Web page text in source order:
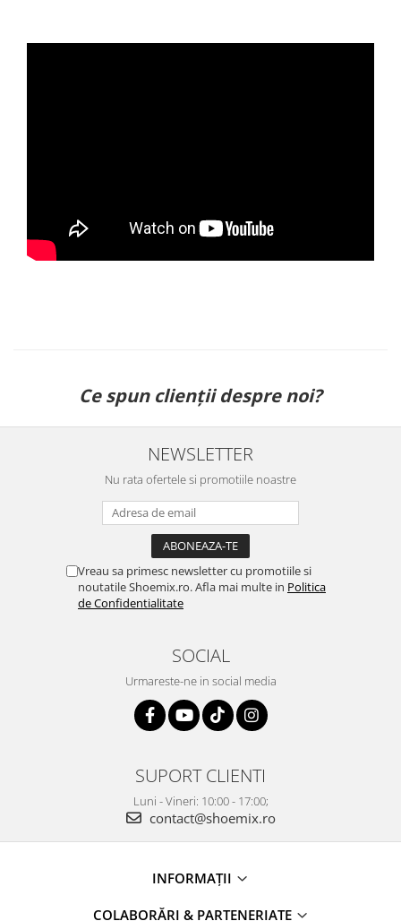
Ce spun clienții despre noi?
NEWSLETTER
Nu rata ofertele si promotiile noastre
Vreau sa primesc newsletter cu promotiile si
noutatile Shoemix.ro. Afla mai multe in Politica
de Confidentialitate
SOCIAL
Urmareste-ne in social media
SUPORT CLIENTI
Luni - Vineri: 10:00 - 17:00;
contact@shoemix.ro
INFORMAȚII
COLABORĂRI & PARTENERIATE